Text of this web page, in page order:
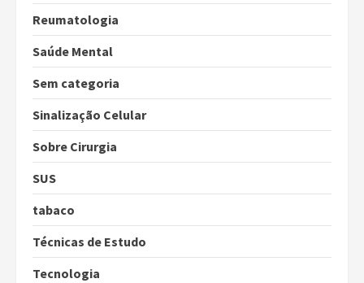
Reumatologia
Saúde Mental
Sem categoria
Sinalização Celular
Sobre Cirurgia
SUS
tabaco
Técnicas de Estudo
Tecnologia